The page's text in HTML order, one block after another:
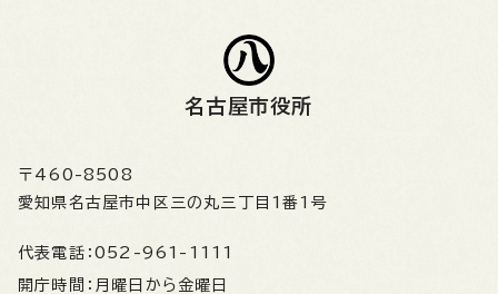
名古屋市役所
〒460-8508
愛知県名古屋市中区三の丸三丁目1番1号
代表電話： 052-961-1111
開庁時間： 月曜日から金曜日